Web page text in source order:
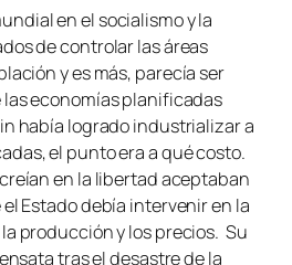
en el socialismo y la
de controlar las áreas
y es más, parecía ser
economías planificadas
había logrado industrializar a
el punto era a qué costo.
en la libertad aceptaban
el Estado debía intervenir en la
producción y los precios. Su
tras el desastre de la